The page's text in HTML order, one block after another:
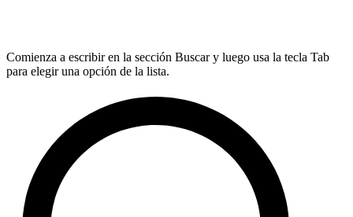
Comienza a escribir en la sección Buscar y luego usa la tecla Tab
para elegir una opción de la lista.